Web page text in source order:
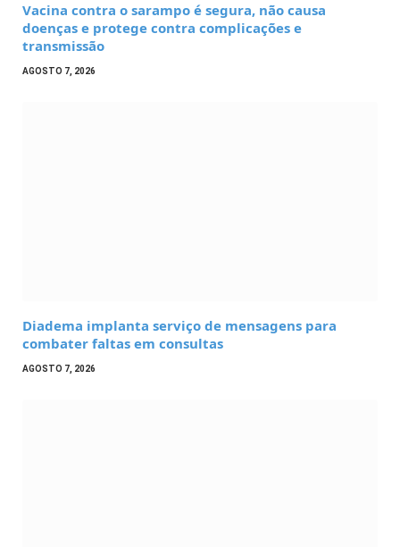
Vacina contra o sarampo é segura, não causa
doenças e protege contra complicações e
transmissão
AGOSTO 7, 2026
Diadema implanta serviço de mensagens para
combater faltas em consultas
AGOSTO 7, 2026